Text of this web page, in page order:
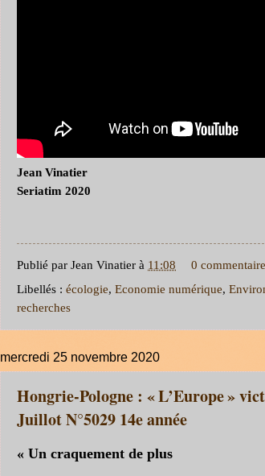
Jean Vinatier
Seriatim 2020
Publié par Jean Vinatier à 11:08 0
Libellés : écologie, Economie numérique,
recherches
mercredi 25 novembre 2020
Hongrie-Pologne : « L’Europe »
Juillot N°5029 14e année
« Un craquement de plus